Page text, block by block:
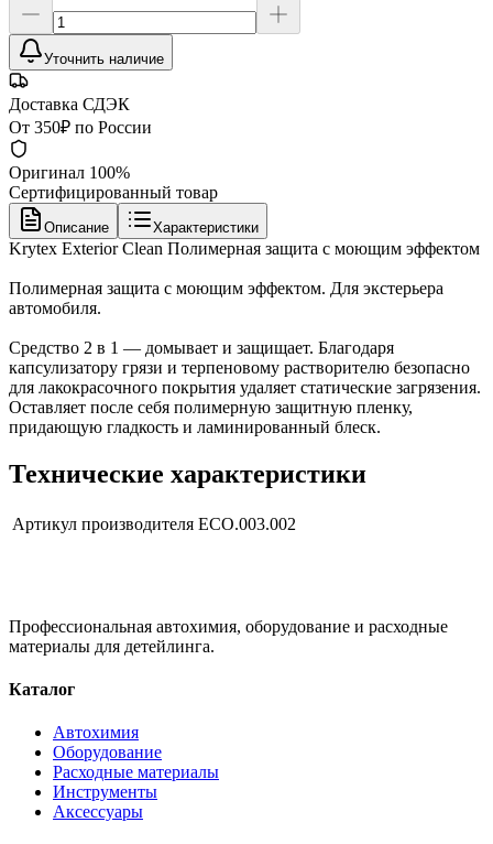
Уточнить наличие
Доставка СДЭК
От 350₽ по России
Оригинал 100%
Сертифицированный товар
Описание Характеристики
Krytex Exterior Clean Полимерная защита с моющим эффектом
Полимерная защита с моющим эффектом. Для экстерьера
автомобиля.
Средство 2 в 1 — домывает и защищает. Благодаря
капсулизатору грязи и терпеновому растворителю безопасно
для лакокрасочного покрытия удаляет статические загрязения.
Оставляет после себя полимерную защитную пленку,
придающую гладкость и ламинированный блеск.
Технические характеристики
Артикул производителя ECO.003.002
Профессиональная автохимия, оборудование и расходные
материалы для детейлинга.
Каталог
Автохимия
Оборудование
Расходные материалы
Инструменты
Аксессуары